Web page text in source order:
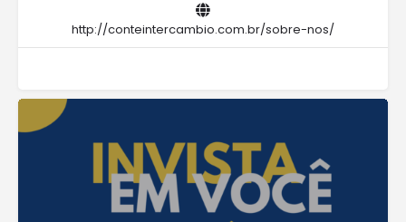
http://conteintercambio.com.br/sobre-nos/